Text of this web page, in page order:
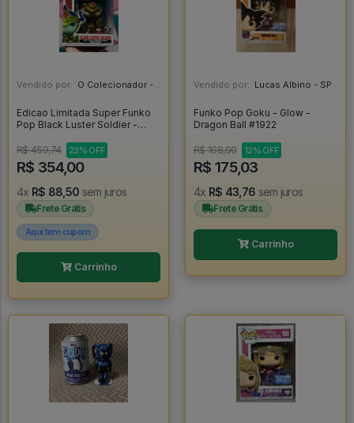
Vendido por: O Colecionador - SP
Edicao Limitada Super Funko
Pop Black Luster Soldier -
R$ 459,74
23% OFF
R$ 354,00
4x R$ 88,50 sem juros
Frete Grátis
Aqui tem cupom
Carrinho
Vendido por: Lucas Albino - SP
Funko Pop Goku - Glow -
Dragon Ball #1922
R$ 198,90 12% OFF
R$ 175,03
4x R$ 43,76 sem juros
Frete Grátis
Carrinho